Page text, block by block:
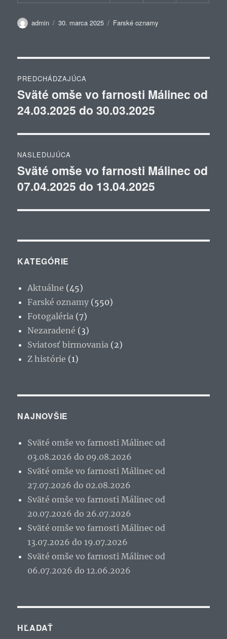
Autor
admin Publikované
30. marca 2025 Kategórie
Farské oznamy
v
článku
PREDCHÁDZAJÚCA
Predchádzajúci
článok:
Sväté omše vo farnosti Málinec od
24.03.2025 do 30.03.2025
NASLEDUJÚCA
Ďalší
článok:
Sväté omše vo farnosti Málinec od
07.04.2025 do 13.04.2025
KATEGÓRIE
Aktuálne (45)
Farské oznamy (550)
Fotogaléria (7)
Nezaradené (3)
Sviatosť birmovania (2)
Z histórie (1)
NAJNOVŠIE
Sväté omše vo farnosti Málinec od
03.08.2026 do 09.08.2026
Sväté omše vo farnosti Málinec od
27.07.2026 do 02.08.2026
Sväté omše vo farnosti Málinec od
20.07.2026 do 26.07.2026
Sväté omše vo farnosti Málinec od
13.07.2026 do 19.07.2026
Sväté omše vo farnosti Málinec od
06.07.2026 do 12.06.2026
HĽADAŤ